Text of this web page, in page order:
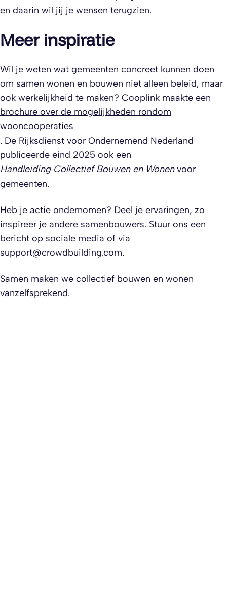
en daarin wil jij je wensen terugzien.
Meer inspiratie
Wil je weten wat gemeenten concreet kunnen doen
om samen wonen en bouwen niet alleen beleid, maar
ook werkelijkheid te maken? Cooplink maakte een
brochure over de mogelijkheden rondom
wooncoöperaties
. De Rijksdienst voor Ondernemend Nederland
publiceerde eind 2025 ook een
Handleiding Collectief Bouwen en Wonenvoor
gemeenten.
Heb je actie ondernomen? Deel je ervaringen, zo
inspireer je andere samenbouwers. Stuur ons een
bericht op sociale media of via
support@crowdbuilding.com.
Samen maken we collectief bouwen en wonen
vanzelfsprekend.